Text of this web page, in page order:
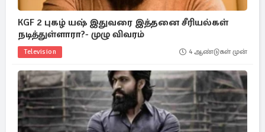
KGF 2 புகழ் யஷ் இதுவரை இத்தனை சீரியல்கள்
நடித்துள்ளாரா?- முழு விவரம்
Television 4 ஆண்டுகள் முன்